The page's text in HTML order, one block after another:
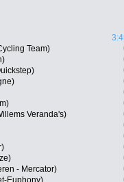
Team)
Veranda's)
- Mercator)